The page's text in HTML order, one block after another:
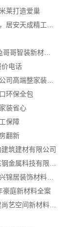
莱打造爱巢
性价比高旧房翻新二手房案例_苏州兔哥哥智装新材料有限公司
电话
湖北百年米莱空间美学装饰材料有限公司高端整家装修老房
环保全包
装省心
保障
翻新
筑建材有限公司
秀洲区室内设计哪家好旧房翻新，嘉兴锦居装饰材料有限公司
豪庭新材料全案
全包家庭装修口碑优选报价明细-福建尚艺空间新材料科技有限公司